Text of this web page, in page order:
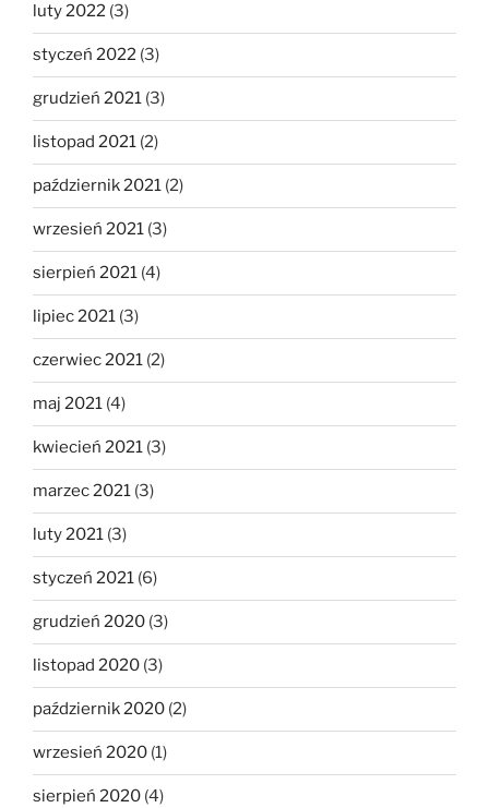
luty 2022 (3)
styczeń 2022 (3)
grudzień 2021 (3)
listopad 2021 (2)
październik 2021 (2)
wrzesień 2021 (3)
sierpień 2021 (4)
lipiec 2021 (3)
czerwiec 2021 (2)
maj 2021 (4)
kwiecień 2021 (3)
marzec 2021 (3)
luty 2021 (3)
styczeń 2021 (6)
grudzień 2020 (3)
listopad 2020 (3)
październik 2020 (2)
wrzesień 2020 (1)
sierpień 2020 (4)